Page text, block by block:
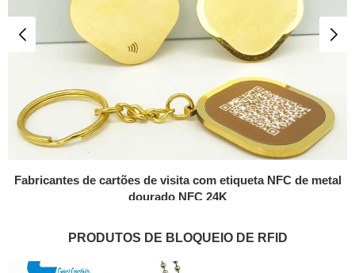
Fabricantes de cartões de visita com etiqueta NFC de metal
dourado NFC 24K
PRODUTOS DE BLOQUEIO DE RFID